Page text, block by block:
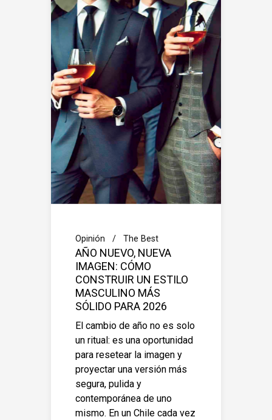
Opinión The Best
AÑO NUEVO, NUEVA
IMAGEN: CÓMO
CONSTRUIR UN ESTILO
MASCULINO MÁS
SÓLIDO PARA 2026
El cambio de año no es solo
un ritual: es una oportunidad
para resetear la imagen y
proyectar una versión más
segura, pulida y
contemporánea de uno
mismo. En un Chile cada vez